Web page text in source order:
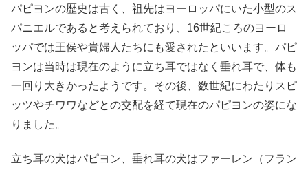
パピヨンの歴史は古く、祖先はヨーロッパにいた小型のス
パニエルであると考えられており、16世紀ころのヨーロ
ッパでは王侯や貴婦人たちにも愛されたといいます。パピ
ヨンは当時は現在のように立ち耳ではなく垂れ耳で、体も
一回り大きかったようです。その後、数世紀にわたりスピ
ッツやチワワなどとの交配を経て現在のパピヨンの姿にな
りました。
立ち耳の犬はパピヨン、垂れ耳の犬はファーレン（フラン